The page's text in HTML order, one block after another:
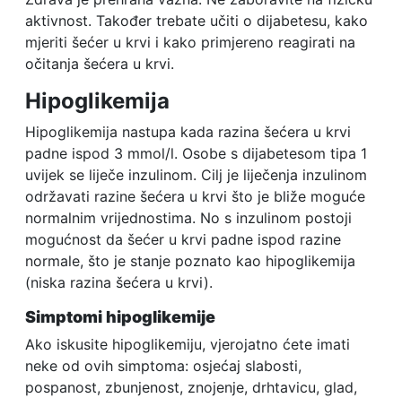
aktivnost. Također trebate učiti o dijabetesu, kako
mjeriti šećer u krvi i kako primjereno reagirati na
očitanja šećera u krvi.
Hipoglikemija
Hipoglikemija nastupa kada razina šećera u krvi
padne ispod 3 mmol/l. Osobe s dijabetesom tipa 1
uvijek se liječe inzulinom. Cilj je liječenja inzulinom
održavati razine šećera u krvi što je bliže moguće
normalnim vrijednostima. No s inzulinom postoji
mogućnost da šećer u krvi padne ispod razine
normale, što je stanje poznato kao hipoglikemija
(niska razina šećera u krvi).
Simptomi hipoglikemije
Ako iskusite hipoglikemiju, vjerojatno ćete imati
neke od ovih simptoma: osjećaj slabosti,
pospanost, zbunjenost, znojenje, drhtavicu, glad,